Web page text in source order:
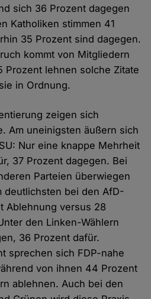
sich 36 Prozent dagegen
Katholiken stimmen 41
35 Prozent sind dagegen.
kommt von Mitgliedern
Prozent lehnen solche Zitate
in Ordnung.
zeigen sich
Am uneinigsten äußern sich
Nur eine knappe Mehrheit
37 Prozent dagegen. Bei
Parteien überwiegen
deutlichsten bei den AfD-
Ablehnung versus 28
den Linken-Wählern
36 Prozent dafür.
sprechen sich FDP-nahe
von ihnen 44 Prozent
ablehnen. Auch bei den